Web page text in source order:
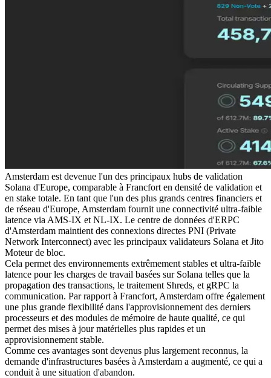
Amsterdam est devenue l'un des principaux hubs de validation
Solana d'Europe, comparable à Francfort en densité de validation et
en stake totale. En tant que l'un des plus grands centres financiers et
de réseau d'Europe, Amsterdam fournit une connectivité ultra-faible
latence via AMS-IX et NL-IX. Le centre de données d'ERPC
d'Amsterdam maintient des connexions directes PNI (Private
Network Interconnect) avec les principaux validateurs Solana et Jito
Moteur de bloc.
Cela permet des environnements extrêmement stables et ultra-faible
latence pour les charges de travail basées sur Solana telles que la
propagation des transactions, le traitement Shreds, et gRPC la
communication. Par rapport à Francfort, Amsterdam offre également
une plus grande flexibilité dans l'approvisionnement des derniers
processeurs et des modules de mémoire de haute qualité, ce qui
permet des mises à jour matérielles plus rapides et un
approvisionnement stable.
Comme ces avantages sont devenus plus largement reconnus, la
demande d'infrastructures basées à Amsterdam a augmenté, ce qui a
conduit à une situation d'abandon.